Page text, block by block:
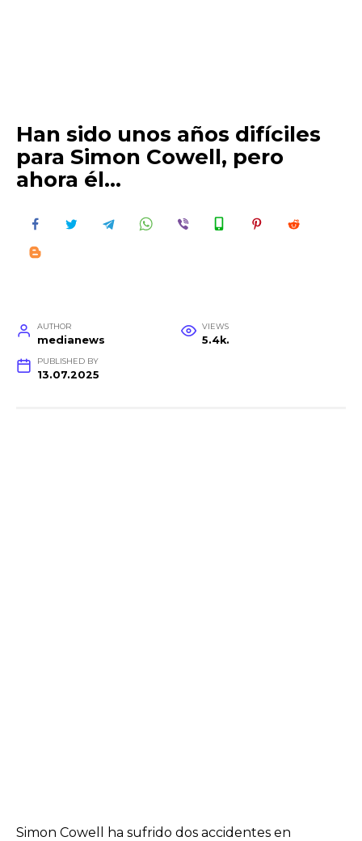
Han sido unos años difíciles
para Simon Cowell, pero
ahora él…
AUTHOR
medianews
VIEWS
5.4k.
PUBLISHED BY
13.07.2025
Simon Cowell ha sufrido dos accidentes en